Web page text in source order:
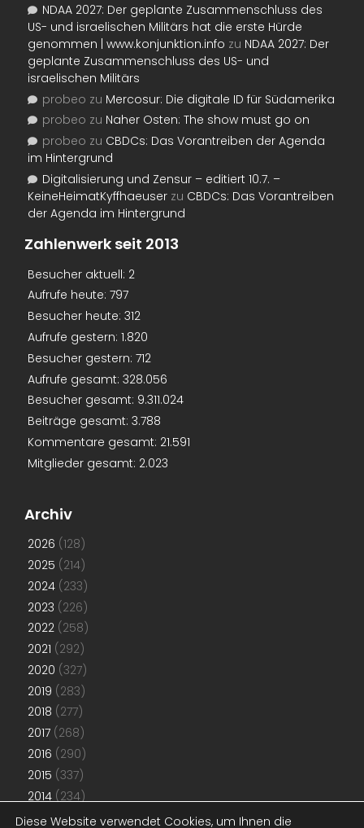
NDAA 2027: Der geplante Zusammenschluss des
US- und israelischen Militärs hat die erste Hürde
genommen | www.konjunktion.info zu NDAA 2027: Der
geplante Zusammenschluss des US- und
israelischen Militärs
probeo zu Mercosur: Die digitale ID für Südamerika
probeo zu Naher Osten: The show must go on
probeo zu CBDCs: Das Vorantreiben der Agenda
im Hintergrund
Digitalisierung und Zensur – editiert 10.7. –
KeineHeimatKyffhaeuser zu CBDCs: Das Vorantreiben
der Agenda im Hintergrund
Zahlenwerk seit 2013
Besucher aktuell: 2
Aufrufe heute: 797
Besucher heute: 312
Aufrufe gestern: 1.820
Besucher gestern: 712
Aufrufe gesamt: 328.056
Besucher gesamt: 9.311.024
Beiträge gesamt: 3.788
Kommentare gesamt: 21.591
Mitglieder gesamt: 2.023
Archiv
2026 (128)
2025 (214)
2024 (233)
2023 (226)
2022 (258)
2021 (292)
2020 (327)
2019 (283)
2018 (277)
2017 (268)
2016 (290)
2015 (337)
2014 (234)
2013(192)
Diese Website verwendet Cookies, um Ihnen die